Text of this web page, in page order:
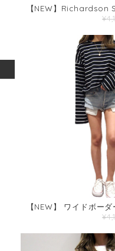
【NEW】Richardson
【NEW】 ワイドボー